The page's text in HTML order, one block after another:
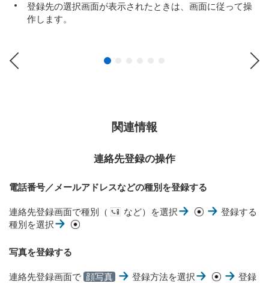
登録先の選択画面が表示されたときは、画面に従って操
作します。
関連情報
連絡先登録の操作
電話番号／メールアドレスなどの種別を登録する
連絡先登録画面で種別（ など）を選択
登録する
種別を選択
写真を登録する
連絡先登録画面で 顔写真 登録方法を選択
登録